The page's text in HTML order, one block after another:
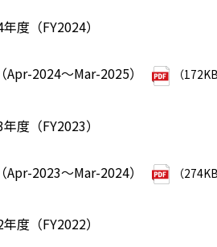
度（FY2024）
2024～Mar-2025） （
度（FY2023）
2023～Mar-2024） （
度（FY2022）